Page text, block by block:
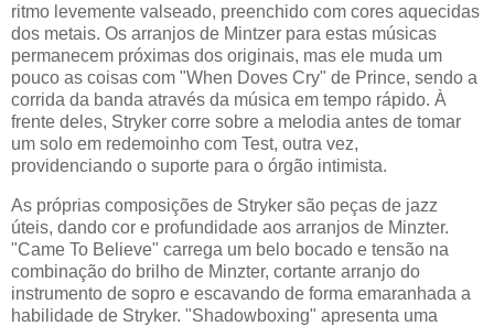
ritmo levemente valseado, preenchido com cores aquecidas
dos metais. Os arranjos de Mintzer para estas músicas
permanecem próximas dos originais, mas ele muda um
pouco as coisas com "When Doves Cry" de Prince, sendo a
corrida da banda através da música em tempo rápido. À
frente deles, Stryker corre sobre a melodia antes de tomar
um solo em redemoinho com Test, outra vez,
providenciando o suporte para o órgão intimista.
As próprias composições de Stryker são peças de jazz
úteis, dando cor e profundidade aos arranjos de Minzter.
"Came To Believe" carrega um belo bocado e tensão na
combinação do brilho de Minzter, cortante arranjo do
instrumento de sopro e escavando de forma emaranhada a
habilidade de Stryker. "Shadowboxing" apresenta uma